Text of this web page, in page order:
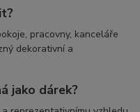
pracovny, kanceláře
dekorativní a
jako dárek?